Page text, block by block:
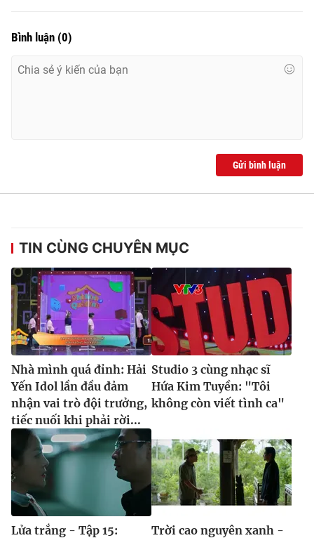
Bình luận (0)
Gửi bình luận
TIN CÙNG CHUYÊN MỤC
Nhà mình quá đỉnh: Hải
Yến Idol lần đầu đảm
nhận vai trò đội trưởng,
tiếc nuối khi phải rời...
Studio 3 cùng nhạc sĩ
Hứa Kim Tuyền: "Tôi
không còn viết tình ca"
Lửa trắng - Tập 15:
Trời cao nguyên xanh -